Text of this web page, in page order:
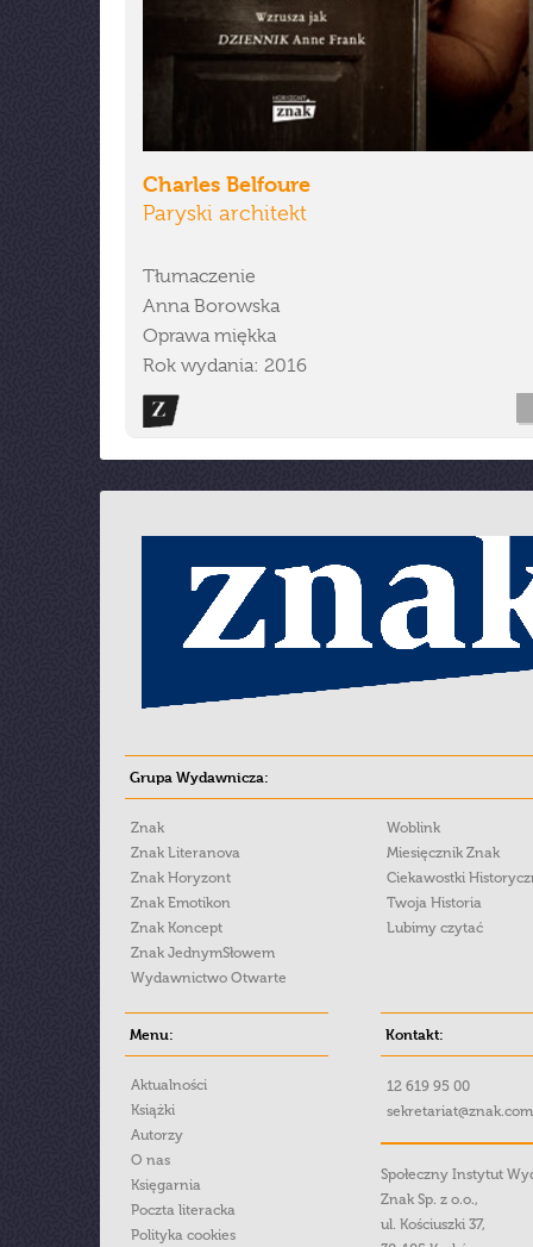
Charles Belfoure
Paryski architekt
Tłumaczenie
Anna Borowska
Oprawa miękka
Rok wydania: 2016
Grupa Wydawnicza:
Znak
Znak Literanova
Znak Horyzont
Znak Emotikon
Znak Koncept
Znak JednymSłowem
Wydawnictwo Otwarte
Woblink
Miesięcznik Znak
Ciekawostki
Twoja Historia
Lubimy czytać
Menu:
Aktualności
Książki
Autorzy
O nas
Księgarnia
Poczta literacka
Polityka cookies
Kontakt:
12 619 95 00
Społeczny Instytut
Znak Sp. z o.o.,
ul. Kościuszki 37,